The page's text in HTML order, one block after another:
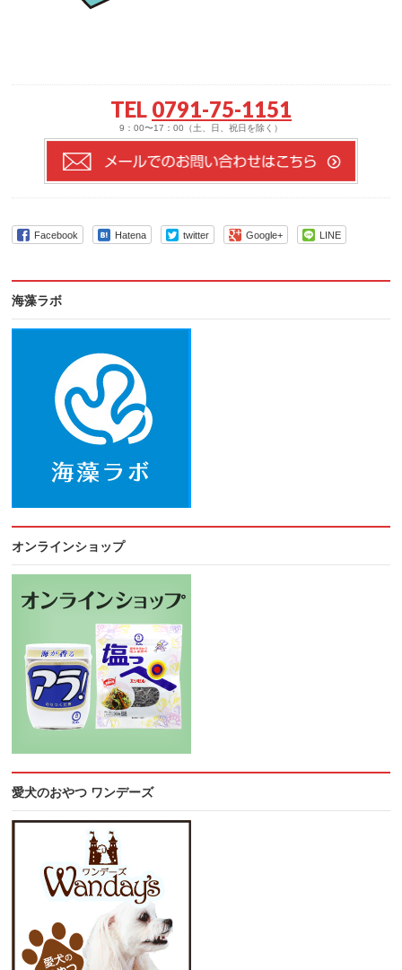
TEL 0791-75-1151
9：00〜17：00（土、日、祝日を除く）
Facebook Hatena twitter Google+ LINE
海藻ラボ
オンラインショップ
愛犬のおやつ ワンデーズ